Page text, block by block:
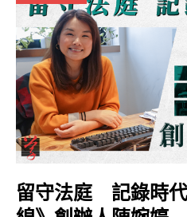
留守法庭 記錄時